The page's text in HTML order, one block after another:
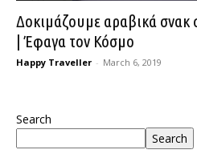
Δοκιμάζουμε αραβικά σνακ
| Έφαγα τον Κόσμο
Happy Traveller - March 6, 2019
Search
Search